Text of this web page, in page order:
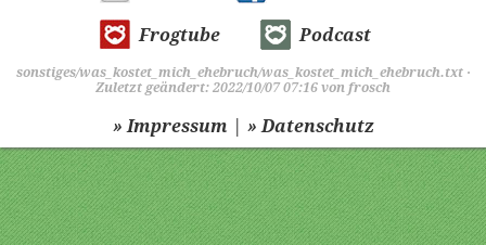
Frogtube Podcast
sonstiges/was_kostet_mich_ehebruch/was_kostet_mich_ehebruch.txt·
Zuletzt geändert: 2022/10/07 07:16 von frosch
» Impressum | » Datenschutz